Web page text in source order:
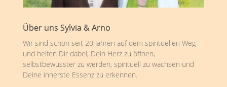
Über uns Sylvia & Arno
Wir sind schon seit 20 Jahren auf dem spirituellen Weg
und helfen Dir dabei, Dein Herz zu öffnen,
selbstbewusster zu werden, spirituell zu wachsen und
Deine innerste Essenz zu erkennen.